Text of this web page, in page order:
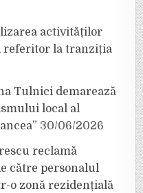
activităților
referitor la tranziția
Tulnici demarează
local al
30/06/2026
reclamă
către personalul
o zonă rezidențială